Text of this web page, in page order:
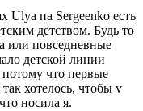
Ulya па Sergeenko есть
детством. Будь то
или по­вседневные
детской линии
что первые
хотелось, чтобы v
носила я.